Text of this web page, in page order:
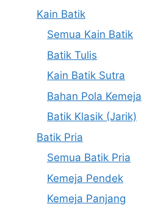
Kain Batik
Semua Kain Batik
Batik Tulis
Kain Batik Sutra
Bahan Pola Kemeja
Batik Klasik (Jarik)
Batik Pria
Semua Batik Pria
Kemeja Pendek
Kemeja Panjang